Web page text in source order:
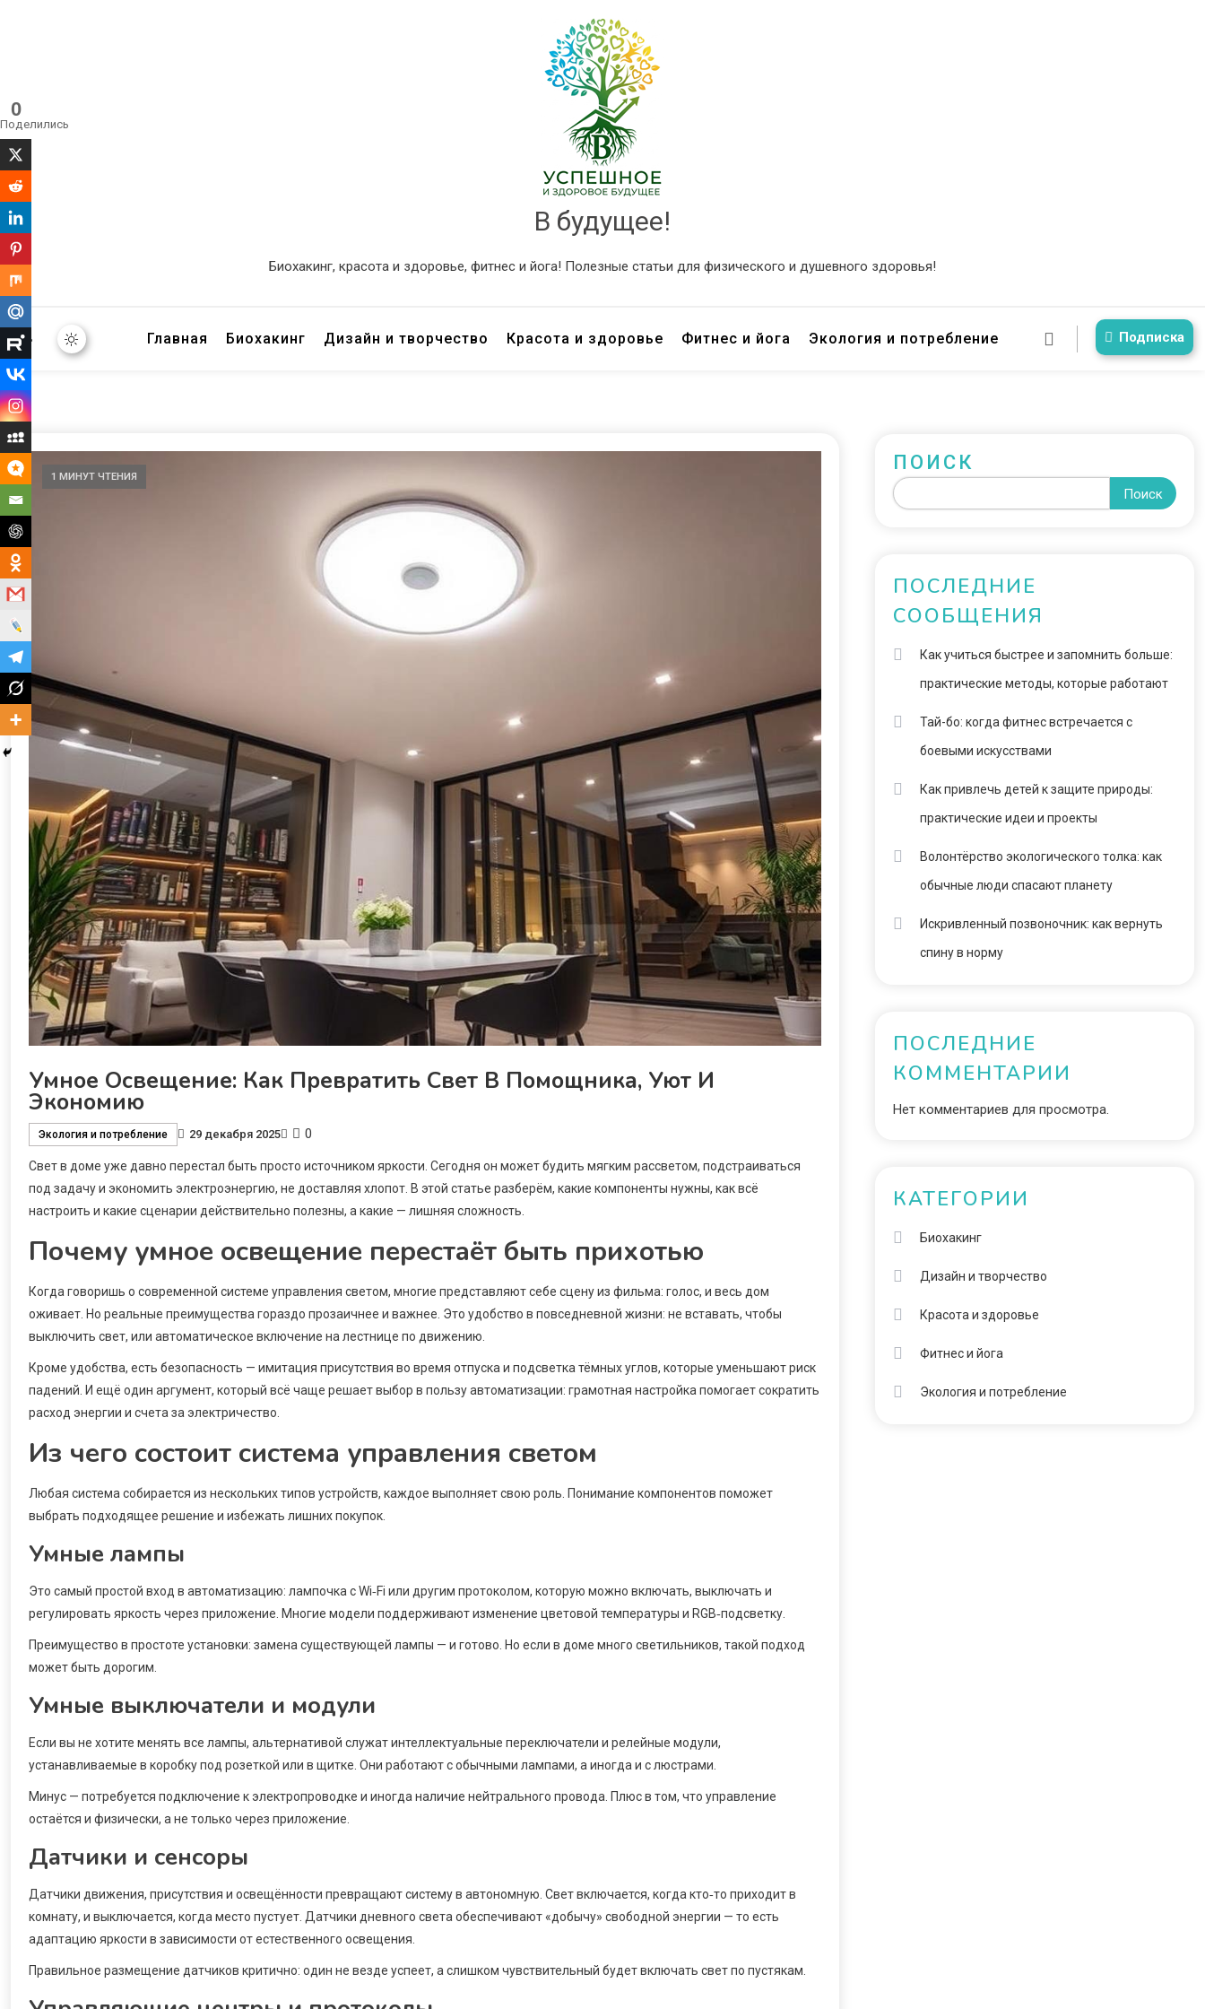
В будущее!
Биохакинг, красота и здоровье, фитнес и йога! Полезные статьи для физического и душевного здоровья!
Главная Биохакинг Дизайн и творчество Красота и здоровье Фитнес и йога Экология и потребление Подписка
1 МИНУТ ЧТЕНИЯ
Умное Освещение: Как Превратить Свет В Помощника, Уют И
Экономию
Экология и потребление 29 декабря 2025 0
Свет в доме уже давно перестал быть просто источником яркости. Сегодня он может будить мягким рассветом, подстраиваться
под задачу и экономить электроэнергию, не доставляя хлопот. В этой статье разберём, какие компоненты нужны, как всё
настроить и какие сценарии действительно полезны, а какие — лишняя сложность.
Почему умное освещение перестаёт быть прихотью
Когда говоришь о современной системе управления светом, многие представляют себе сцену из фильма: голос, и весь дом
оживает. Но реальные преимущества гораздо прозаичнее и важнее. Это удобство в повседневной жизни: не вставать, чтобы
выключить свет, или автоматическое включение на лестнице по движению.
Кроме удобства, есть безопасность — имитация присутствия во время отпуска и подсветка тёмных углов, которые уменьшают риск
падений. И ещё один аргумент, который всё чаще решает выбор в пользу автоматизации: грамотная настройка помогает сократить
расход энергии и счета за электричество.
Из чего состоит система управления светом
Любая система собирается из нескольких типов устройств, каждое выполняет свою роль. Понимание компонентов поможет
выбрать подходящее решение и избежать лишних покупок.
Умные лампы
Это самый простой вход в автоматизацию: лампочка с Wi‑Fi или другим протоколом, которую можно включать, выключать и
регулировать яркость через приложение. Многие модели поддерживают изменение цветовой температуры и RGB‑подсветку.
Преимущество в простоте установки: замена существующей лампы — и готово. Но если в доме много светильников, такой подход
может быть дорогим.
Умные выключатели и модули
Если вы не хотите менять все лампы, альтернативой служат интеллектуальные переключатели и релейные модули,
устанавливаемые в коробку под розеткой или в щитке. Они работают с обычными лампами, а иногда и с люстрами.
Минус — потребуется подключение к электропроводке и иногда наличие нейтрального провода. Плюс в том, что управление
остаётся и физически, а не только через приложение.
Датчики и сенсоры
Датчики движения, присутствия и освещённости превращают систему в автономную. Свет включается, когда кто‑то приходит в
комнату, и выключается, когда место пустует. Датчики дневного света обеспечивают «добычу» свободной энергии — то есть
адаптацию яркости в зависимости от естественного освещения.
Правильное размещение датчиков критично: один не везде успеет, а слишком чувствительный будет включать свет по пустякам.
0
Поделились
ПОИСК
Поиск
ПОСЛЕДНИЕ
СООБЩЕНИЯ
Как учиться быстрее и запомнить больше:
практические методы, которые работают
Тай-бо: когда фитнес встречается с
боевыми искусствами
Как привлечь детей к защите природы:
практические идеи и проекты
Волонтёрство экологического толка: как
обычные люди спасают планету
Искривленный позвоночник: как вернуть
спину в норму
ПОСЛЕДНИЕ
КОММЕНТАРИИ
Нет комментариев для просмотра.
КАТЕГОРИИ
Биохакинг
Дизайн и творчество
Красота и здоровье
Фитнес и йога
Экология и потребление